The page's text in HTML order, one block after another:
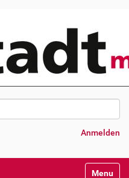
Anmelden